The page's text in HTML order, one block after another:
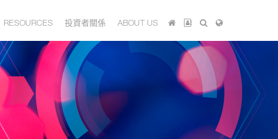
RESOURCES 投資者關係 ABOUT US